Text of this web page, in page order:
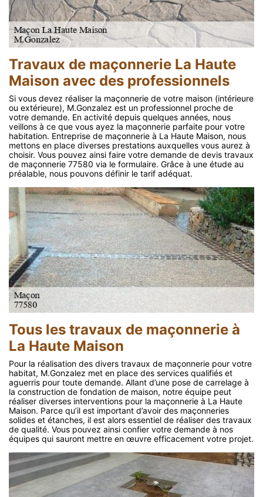
Travaux de maçonnerie La Haute
Maison avec des professionnels
Si vous devez réaliser la maçonnerie de votre maison (intérieure
ou extérieure), M.Gonzalez est un professionnel proche de
votre demande. En activité depuis quelques années, nous
veillons à ce que vous ayez la maçonnerie parfaite pour votre
habitation. Entreprise de maçonnerie à La Haute Maison, nous
mettons en place diverses prestations auxquelles vous aurez à
choisir. Vous pouvez ainsi faire votre demande de devis travaux
de maçonnerie 77580 via le formulaire. Grâce à une étude au
préalable, nous pouvons définir le tarif adéquat.
Tous les travaux de maçonnerie à
La Haute Maison
Pour la réalisation des divers travaux de maçonnerie pour votre
habitat, M.Gonzalez met en place des services qualifiés et
aguerris pour toute demande. Allant d’une pose de carrelage à
la construction de fondation de maison, notre équipe peut
réaliser diverses interventions pour la maçonnerie à La Haute
Maison. Parce qu’il est important d’avoir des maçonneries
solides et étanches, il est alors essentiel de réaliser des travaux
de qualité. Vous pouvez ainsi confier votre demande à nos
équipes qui sauront mettre en œuvre efficacement votre projet.